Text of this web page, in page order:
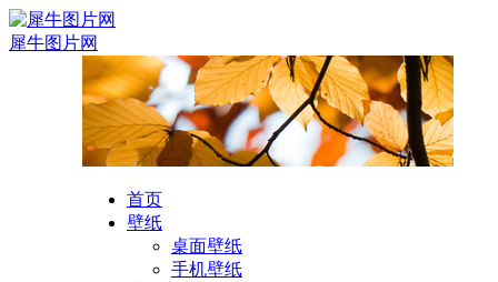
犀牛图片网
首页
壁纸
桌面壁纸
手机壁纸